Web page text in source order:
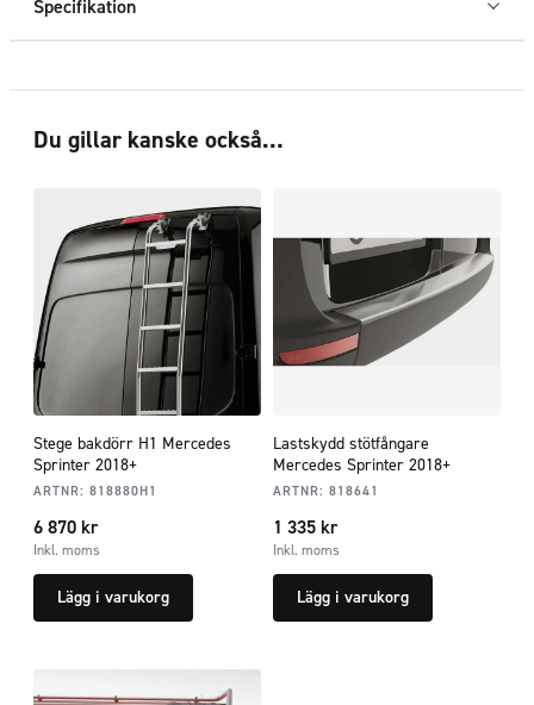
Specifikation
Du gillar kanske också…
Stege bakdörr H1 Mercedes
Sprinter 2018+
ARTNR: 818880H1
6 870 kr
Inkl. moms
Lägg i varukorg
Lastskydd stötfångare
Mercedes Sprinter 2018+
ARTNR: 818641
1 335 kr
Inkl. moms
Lägg i varukorg